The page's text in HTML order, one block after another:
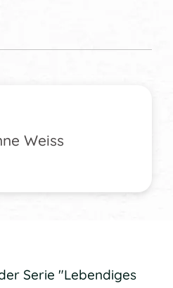
Weiss
Serie "Lebendiges